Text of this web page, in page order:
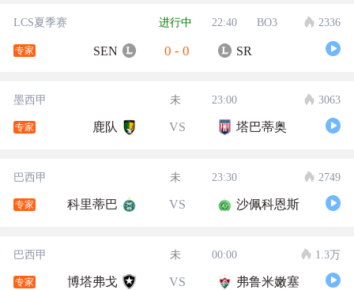
LCS夏季赛 进行中 22:40 BO3 2336
专家 SEN 0 - 0 SR
墨西甲 未 23:00 3063
专家 鹿队 VS 塔巴蒂奥
巴西甲 未 23:30 2749
专家 科里蒂巴 VS 沙佩科恩斯
巴西甲 未 00:00 1.3万
专家 博塔弗戈 VS 弗鲁米嫩塞